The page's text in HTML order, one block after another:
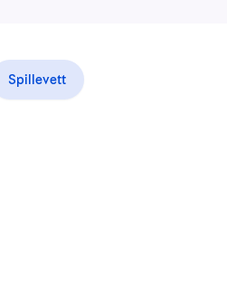
Spillevett